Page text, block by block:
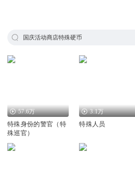
国庆活动商店特殊硬币
57.6万
特殊身份的警官（特
殊巡官）
3.1万
特殊人员